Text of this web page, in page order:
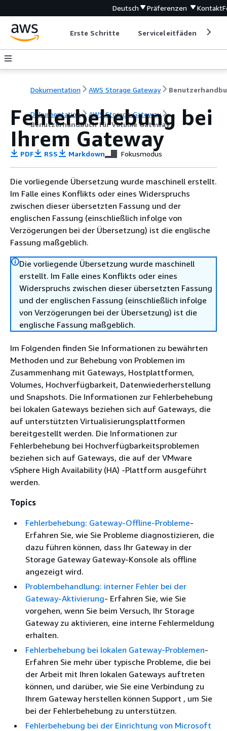
Deutsch Präferenzen Kontakt
Erste Schritte Serviceleitfäden
Dokumentation AWS Storage Gateway
Dokumentation
AWS Storage Gateway
Benutzerhandbuch für Volume Gateway
Fehlerbehebung bei
Ihrem Gateway
PDF RSS Markdown Fokusmodus
Die vorliegende Übersetzung wurde maschinell erstellt.
Im Falle eines Konflikts oder eines Widerspruchs
zwischen dieser übersetzten Fassung und der
englischen Fassung (einschließlich infolge von
Verzögerungen bei der Übersetzung) ist die englische
Fassung maßgeblich.
Die vorliegende Übersetzung wurde maschinell
erstellt. Im Falle eines Konflikts oder eines
Widerspruchs zwischen dieser übersetzten Fassung
und der englischen Fassung (einschließlich infolge
von Verzögerungen bei der Übersetzung) ist die
englische Fassung maßgeblich.
Im Folgenden finden Sie Informationen zu bewährten
Methoden und zur Behebung von Problemen im
Zusammenhang mit Gateways, Hostplattformen,
Volumes, Hochverfügbarkeit, Datenwiederherstellung
und Snapshots. Die Informationen zur Fehlerbehebung
bei lokalen Gateways beziehen sich auf Gateways, die
auf unterstützten Virtualisierungsplattformen
bereitgestellt werden. Die Informationen zur
Fehlerbehebung bei Hochverfügbarkeitsproblemen
beziehen sich auf Gateways, die auf der VMware
vSphere High Availability (HA) -Plattform ausgeführt
werden.
Topics
Fehlerbehebung: Gateway-Offline-Probleme-
Erfahren Sie, wie Sie Probleme diagnostizieren, die
dazu führen können, dass Ihr Gateway in der
Storage Gateway Gateway-Konsole als offline
angezeigt wird.
Problembehandlung: interner Fehler bei der
Gateway-Aktivierung- Erfahren Sie, wie Sie
vorgehen, wenn Sie beim Versuch, Ihr Storage
Gateway zu aktivieren, eine interne Fehlermeldung
erhalten.
Fehlerbehebung bei lokalen Gateway-Problemen-
Erfahren Sie mehr über typische Probleme, die bei
der Arbeit mit Ihren lokalen Gateways auftreten
können, und darüber, wie Sie eine Verbindung zu
Ihrem Gateway herstellen können Support , um Sie
bei der Fehlerbehebung zu unterstützen.
Fehlerbehebung bei der Einrichtung von Microsoft